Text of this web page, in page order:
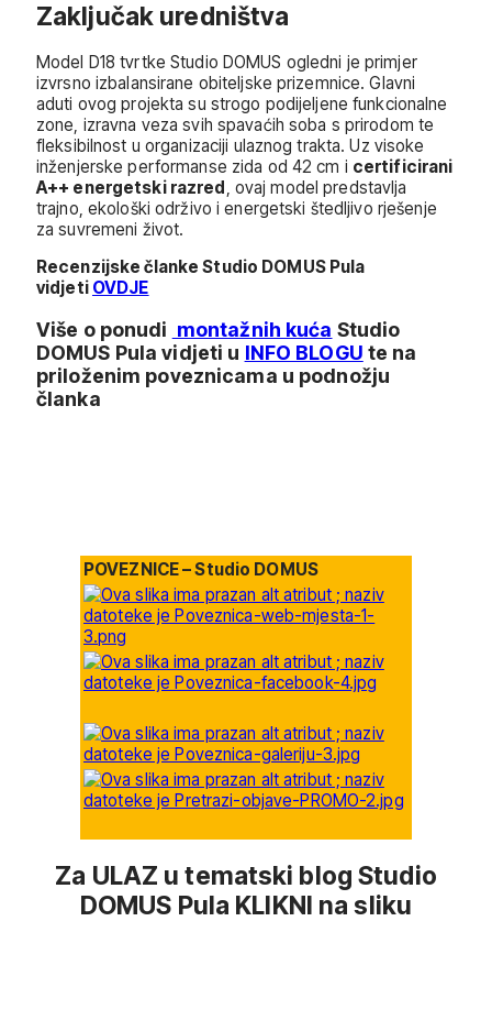
Zaključak uredništva
Model D18 tvrtke Studio DOMUS ogledni je primjer
izvrsno izbalansirane obiteljske prizemnice. Glavni
aduti ovog projekta su strogo podijeljene funkcionalne
zone, izravna veza svih spavaćih soba s prirodom te
fleksibilnost u organizaciji ulaznog trakta. Uz visoke
inženjerske performanse zida od 42 cm i certificirani
A++ energetski razred, ovaj model predstavlja
trajno, ekološki održivo i energetski štedljivo rješenje
za suvremeni život.
Recenzijske članke Studio DOMUS Pula
vidjeti OVDJE
Više o ponudi montažnih kuća Studio
DOMUS Pula vidjeti u INFO BLOGU te na
priloženim poveznicama u podnožju
članka
POVEZNICE – Studio DOMUS
Za ULAZ u tematski blog Studio
DOMUS Pula KLIKNI na sliku